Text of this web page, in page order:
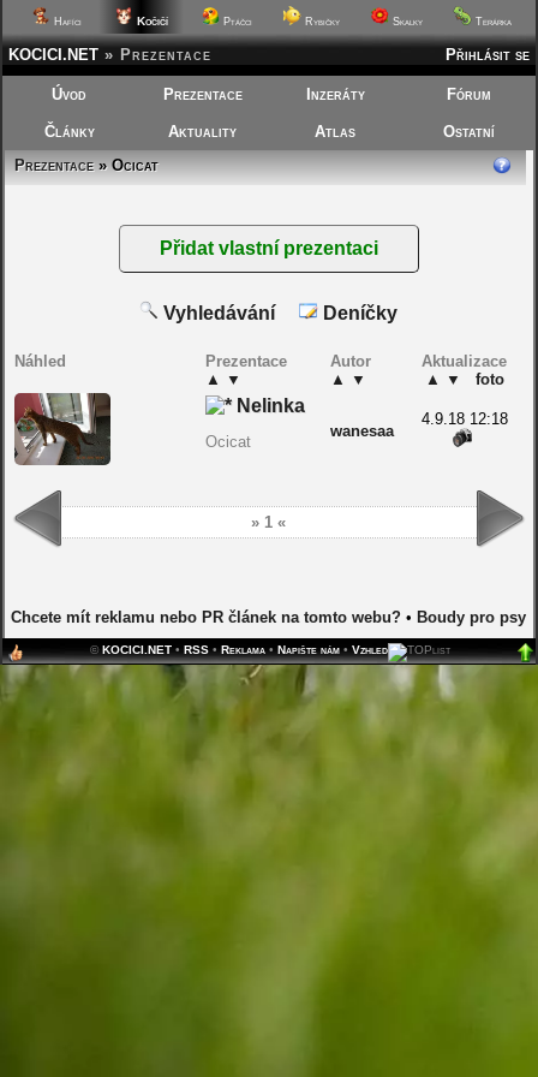
Hafíci Kočičí Ptáčci Rybičky Skalky Terárka
Přihlásit se
KOCICI.NET » Prezentace
Úvod Prezentace Inzeráty Fórum
Články Aktuality Atlas
Ostatní
Prezentace» Ocicat
Vyhledávání Deníčky
Náhled
Prezentace
▲ ▼
Autor
▲ ▼
Aktualizace
▲ ▼ foto
Nelinka
Ocicat
wanesaa
4.9.18 12:18
» 1 «
Chcete mít reklamu nebo PR článek na tomto webu? • Boudy pro psy
©KOCICI.NET •RSS •Reklama •Napište nám •Vzhled